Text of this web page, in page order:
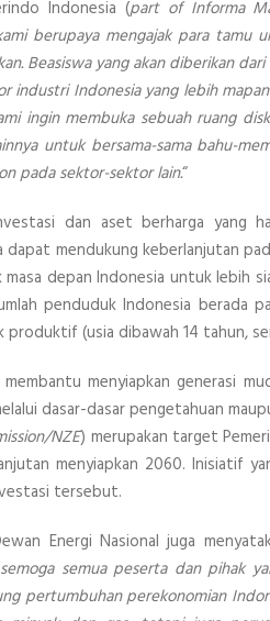
Indonesia (part of Informa
berupaya mengajak para tamu
Beasiswa yang akan diberikan
industri Indonesia yang lebih
ingin membuka sebuah ruang
untuk bersama-sama bahu-
pada sektor-sektor lain.“
dan aset berharga yang
mendukung keberlanjutan
depan Indonesia untuk lebih
penduduk Indonesia berada
produktif (usia dibawah 14 tahun,
menyiapkan generasi
dasar-dasar pengetahuan
NZE) merupakan target
menyiapkan 2060. Inisiatif
tersebut.
Energi Nasional juga
semua peserta dan pihak
pertumbuhan perekonomian